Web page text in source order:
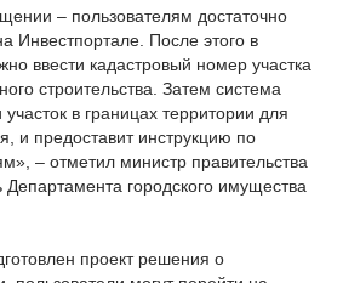
– пользователям достаточно
Инвестпортале. После этого в
ввести кадастровый номер участка
строительства. Затем система
в границах территории для
и предоставит инструкцию по
– отметил министр правительства
городского имущества
проект решения о